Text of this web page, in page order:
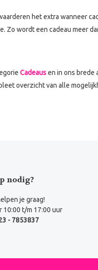
het extra wanneer
Zo wordt een cadeau meer
Cadeausen in ons brede
overzicht van alle
nodig?
je graag!
10:00 t/m 17:00 uur
- 7853837